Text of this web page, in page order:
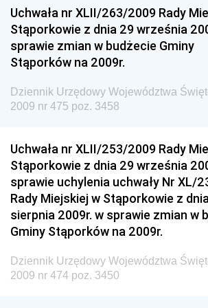
Dziennik Urzędowy Ministra
Dziennik Urzędowy Ministra
Dziennik Urzędowy Wyższego
Dziennik Urzędowy Prezesa Urzędu
Kolejowego
Technologii
Dziennik Urzędowy Ministra
Dziennik Urzędowy Naczelnego
Państwowych
Dziennik Urzędowy Ministra
Dziennik Urzędowy Ministra Klimatu
Uchwała nr XLII/263/2009 Rady
Stąporkowie z dnia 29 września
sprawie zmian w budżecie Gminy
Stąporków na 2009r.
Dziennik Urzędowy Województwa
2009 nr 475 poz. 3458
Uchwała nr XLII/253/2009 Rady
Stąporkowie z dnia 29 września
sprawie uchylenia uchwały Nr XL/
Rady Miejskiej w Stąporkowie z
sierpnia 2009r. w sprawie zmian w
Gminy Stąporków na 2009r.
Dziennik Urzędowy Województwa
2009 nr 474 poz. 3450